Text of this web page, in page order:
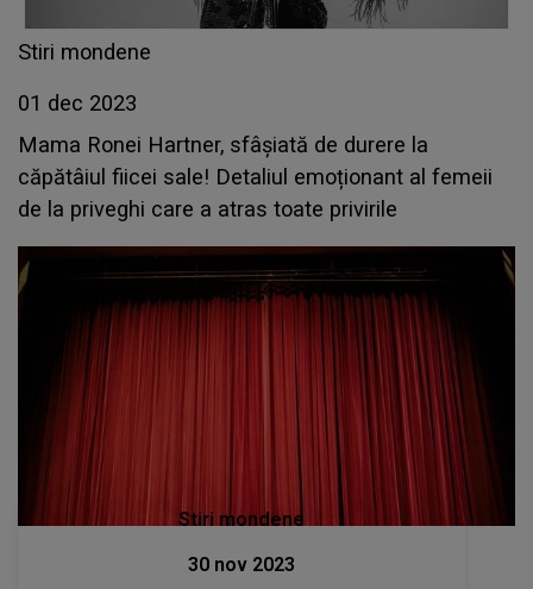
Stiri mondene
01 dec 2023
Mama Ronei Hartner, sfâșiată de durere la
căpătâiul fiicei sale! Detaliul emoționant al femeii
de la priveghi care a atras toate privirile
Stiri mondene
30 nov 2023